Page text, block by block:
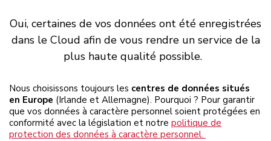
Oui, certaines de vos données ont été enregistrées
dans le Cloud afin de vous rendre un service de la
plus haute qualité possible.
Nous choisissons toujours les centres de données situés
en Europe (Irlande et Allemagne). Pourquoi ? Pour garantir
que vos données à caractère personnel soient protégées en
conformité avec la législation et notre politique de
protection des données à caractère personnel.